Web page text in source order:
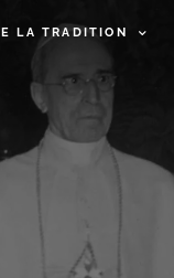
LA TRADITION